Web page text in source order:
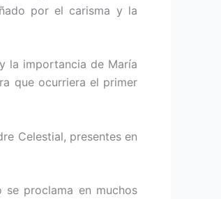
por el carisma y la
la importancia de María
que ocurriera el primer
Celestial, presentes en
proclama en muchos